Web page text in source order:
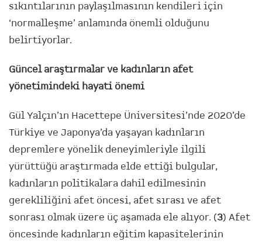
sıkıntılarının paylaşılmasının kendileri için
‘normalleşme’ anlamında önemli olduğunu
belirtiyorlar.
Güncel araştırmalar ve kadınların afet
yönetimindeki hayati önemi
Gül Yalçın’ın Hacettepe Üniversitesi’nde 2020’de
Türkiye ve Japonya’da yaşayan kadınların
depremlere yönelik deneyimleriyle ilgili
yürüttüğü araştırmada elde ettiği bulgular,
kadınların politikalara dahil edilmesinin
gerekliliğini afet öncesi, afet sırası ve afet
sonrası olmak üzere üç aşamada ele alıyor. (3) Afet
öncesinde kadınların eğitim kapasitelerinin